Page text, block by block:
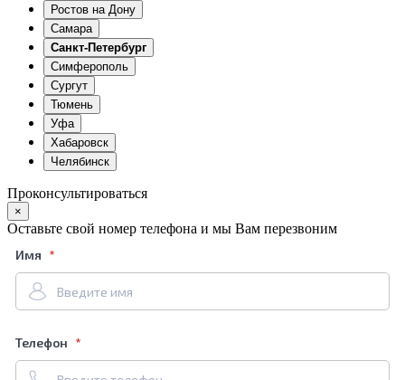
Ростов на Дону
Самара
Санкт-Петербург
Симферополь
Сургут
Тюмень
Уфа
Хабаровск
Челябинск
Проконсультироваться
×
Оставьте свой номер телефона и мы Вам перезвоним
Имя
Телефон